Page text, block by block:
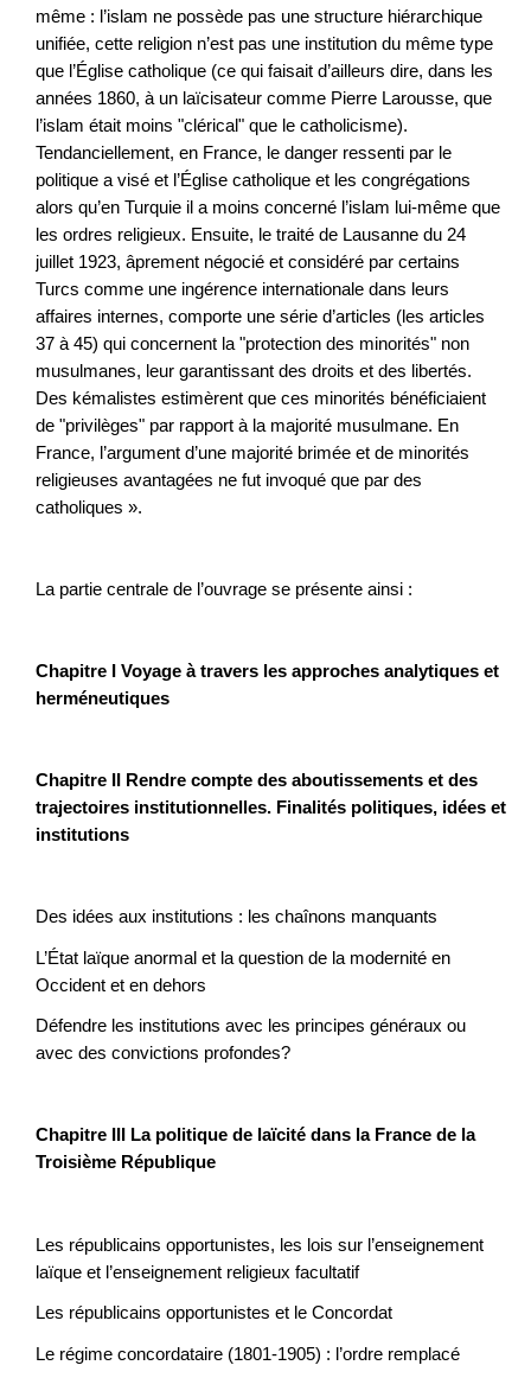
même : l’islam ne possède pas une structure hiérarchique
unifiée, cette religion n’est pas une institution du même type
que l’Église catholique (ce qui faisait d’ailleurs dire, dans les
années 1860, à un laïcisateur comme Pierre Larousse, que
l’islam était moins "clérical" que le catholicisme).
Tendanciellement, en France, le danger ressenti par le
politique a visé et l’Église catholique et les congrégations
alors qu’en Turquie il a moins concerné l’islam lui-même que
les ordres religieux. Ensuite, le traité de Lausanne du 24
juillet 1923, âprement négocié et considéré par certains
Turcs comme une ingérence internationale dans leurs
affaires internes, comporte une série d’articles (les articles
37 à 45) qui concernent la "protection des minorités" non
musulmanes, leur garantissant des droits et des libertés.
Des kémalistes estimèrent que ces minorités bénéficiaient
de "privilèges" par rapport à la majorité musulmane. En
France, l’argument d’une majorité brimée et de minorités
religieuses avantagées ne fut invoqué que par des
catholiques ».
La partie centrale de l’ouvrage se présente ainsi :
Chapitre I Voyage à travers les approches analytiques et
herméneutiques
Chapitre II Rendre compte des aboutissements et des
trajectoires institutionnelles. Finalités politiques, idées et
institutions
Des idées aux institutions : les chaînons manquants
L’État laïque anormal et la question de la modernité en
Occident et en dehors
Défendre les institutions avec les principes généraux ou
avec des convictions profondes?
Chapitre III La politique de laïcité dans la France de la
Troisième République
Les républicains opportunistes, les lois sur l’enseignement
laïque et l’enseignement religieux facultatif
Les républicains opportunistes et le Concordat
Le régime concordataire (1801-1905) : l’ordre remplacé